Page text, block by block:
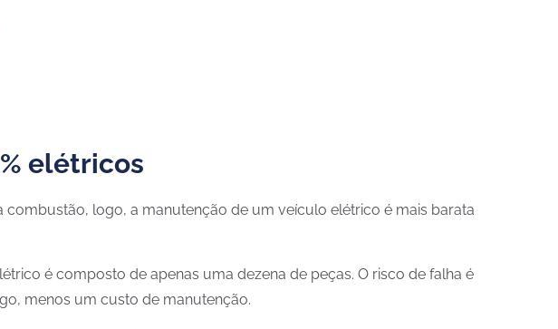
elétricos
logo, a manutenção de um veículo elétrico é mais barata
é composto de apenas uma dezena de peças. O risco de falha é
menos um custo de manutenção.